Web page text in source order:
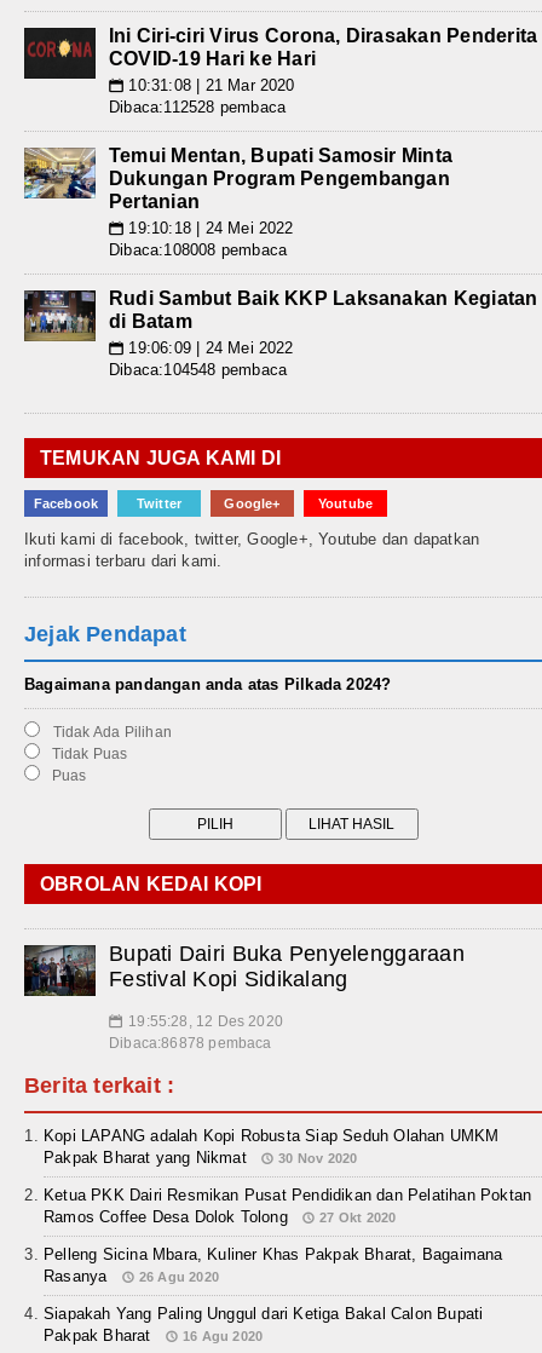
Ini Ciri-ciri Virus Corona, Dirasakan Penderita
COVID-19 Hari ke Hari
📅 10:31:08 | 21 Mar 2020
Dibaca:112528 pembaca
Temui Mentan, Bupati Samosir Minta
Dukungan Program Pengembangan
Pertanian
📅 19:10:18 | 24 Mei 2022
Dibaca:108008 pembaca
Rudi Sambut Baik KKP Laksanakan Kegiatan
di Batam
📅 19:06:09 | 24 Mei 2022
Dibaca:104548 pembaca
TEMUKAN JUGA KAMI DI
Facebook Twitter Google+ Youtube
Ikuti kami di facebook, twitter, Google+, Youtube dan dapatkan
informasi terbaru dari kami.
Jejak Pendapat
Bagaimana pandangan anda atas Pilkada 2024?
Tidak Ada Pilihan
Tidak Puas
Puas
OBROLAN KEDAI KOPI
Bupati Dairi Buka Penyelenggaraan
Festival Kopi Sidikalang
📅 19:55:28, 12 Des 2020
Dibaca:86878 pembaca
Berita terkait :
Kopi LAPANG adalah Kopi Robusta Siap Seduh Olahan UMKM
Pakpak Bharat yang Nikmat
30 Nov 2020
Ketua PKK Dairi Resmikan Pusat Pendidikan dan Pelatihan Poktan
Ramos Coffee Desa Dolok Tolong
27 Okt 2020
Pelleng Sicina Mbara, Kuliner Khas Pakpak Bharat, Bagaimana
Rasanya
26 Agu 2020
Siapakah Yang Paling Unggul dari Ketiga Bakal Calon Bupati
Pakpak Bharat
16 Agu 2020